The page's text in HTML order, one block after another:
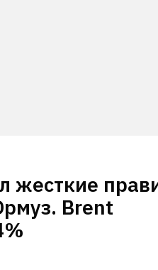
жесткие
Brent